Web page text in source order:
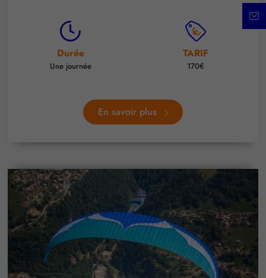
Durée
Une journée
TARIF
170€
En savoir plus